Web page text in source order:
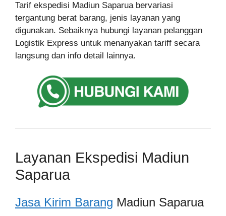
Tarif ekspedisi Madiun Saparua bervariasi
tergantung berat barang, jenis layanan yang
digunakan. Sebaiknya hubungi layanan pelanggan
Logistik Express untuk menanyakan tariff secara
langsung dan info detail lainnya.
Layanan Ekspedisi Madiun
Saparua
Jasa Kirim Barang Madiun Saparua